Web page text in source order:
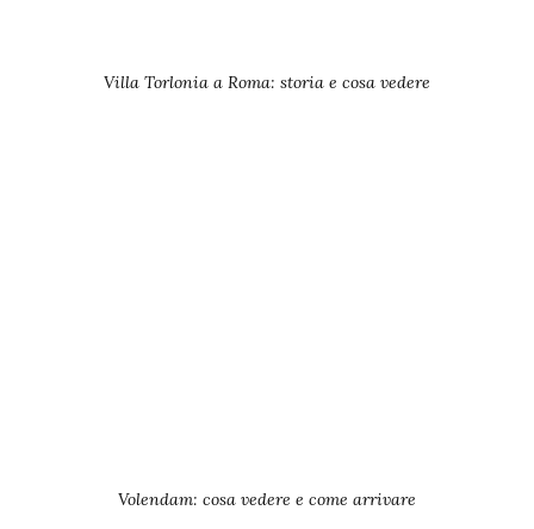
Villa Torlonia a Roma: storia e cosa vedere
Volendam: cosa vedere e come arrivare